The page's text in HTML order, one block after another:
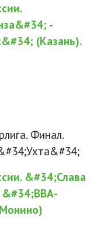
-
(Казань).
Финал.
&#34;Слава